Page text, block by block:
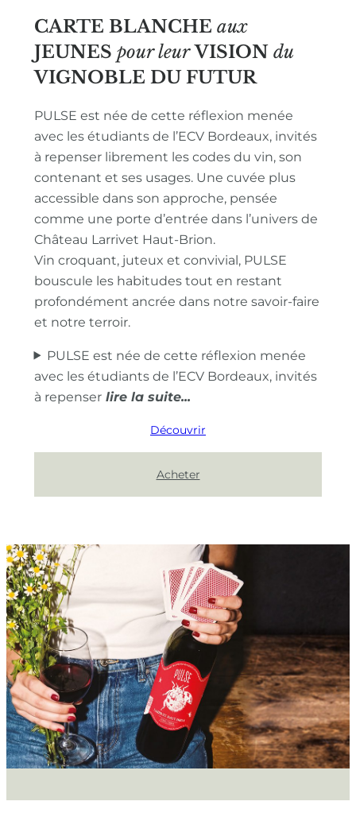
CARTE BLANCHE aux
JEUNES pour leur VISION du
VIGNOBLE DU FUTUR
PULSE est née de cette réflexion menée
avec les étudiants de l’ECV Bordeaux, invités
à repenser librement les codes du vin, son
contenant et ses usages. Une cuvée plus
accessible dans son approche, pensée
comme une porte d’entrée dans l’univers de
Château Larrivet Haut-Brion.
Vin croquant, juteux et convivial, PULSE
bouscule les habitudes tout en restant
profondément ancrée dans notre savoir-faire
et notre terroir.
PULSE est née de cette réflexion menée
avec les étudiants de l’ECV Bordeaux, invités
à repenser
Découvrir
Acheter